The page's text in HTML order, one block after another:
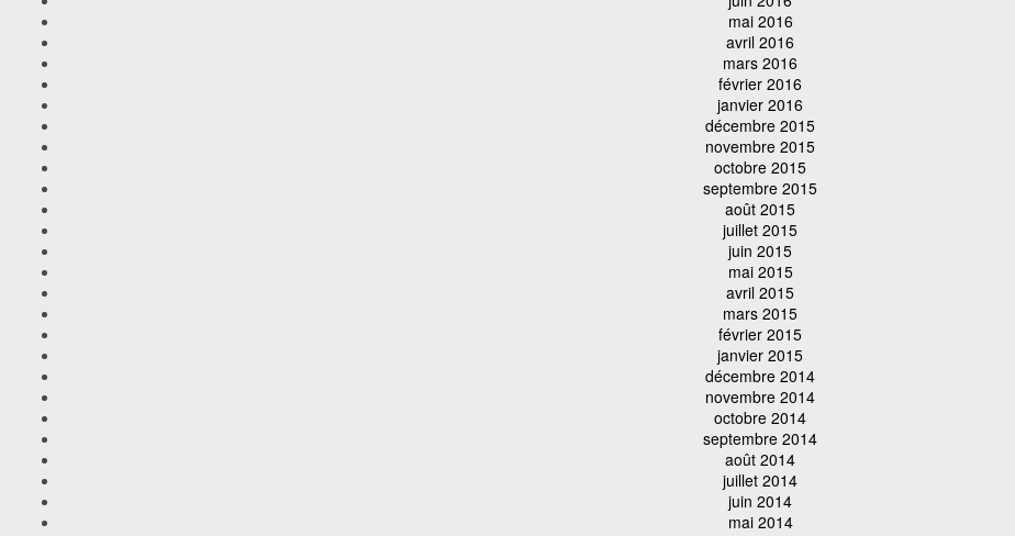
mai 2016
avril 2016
mars 2016
février 2016
janvier 2016
décembre 2015
novembre 2015
octobre 2015
septembre 2015
août 2015
juillet 2015
juin 2015
mai 2015
avril 2015
mars 2015
février 2015
janvier 2015
décembre 2014
novembre 2014
octobre 2014
septembre 2014
août 2014
juillet 2014
juin 2014
mai 2014